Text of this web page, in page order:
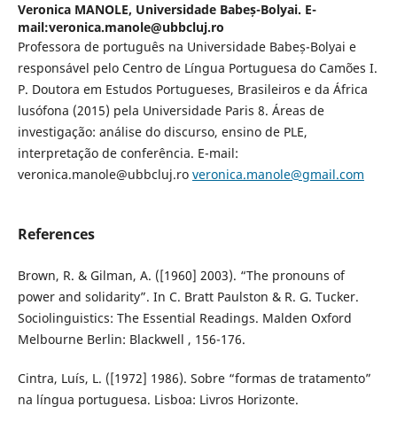
Veronica MANOLE, Universidade Babeș-Bolyai. E-
mail:veronica.manole@ubbcluj.ro
Professora de português na Universidade Babeș-Bolyai e
responsável pelo Centro de Língua Portuguesa do Camões I.
P. Doutora em Estudos Portugueses, Brasileiros e da África
lusófona (2015) pela Universidade Paris 8. Áreas de
investigação: análise do discurso, ensino de PLE,
interpretação de conferência. E-mail:
veronica.manole@ubbcluj.ro veronica.manole@gmail.com
References
Brown, R. & Gilman, A. ([1960] 2003). “The pronouns of
power and solidarity”. In C. Bratt Paulston & R. G. Tucker.
Sociolinguistics: The Essential Readings. Malden Oxford
Melbourne Berlin: Blackwell , 156-176.
Cintra, Luís, L. ([1972] 1986). Sobre “formas de tratamento”
na língua portuguesa. Lisboa: Livros Horizonte.